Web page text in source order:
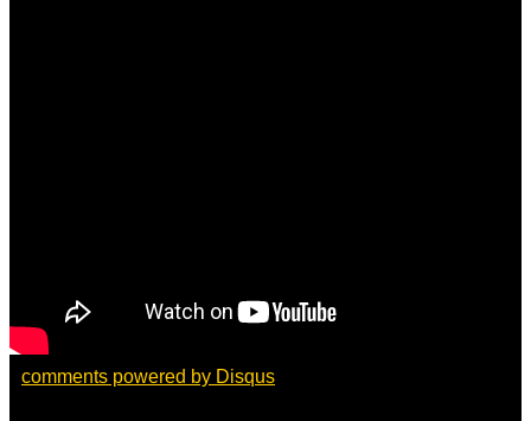
comments powered by Disqus